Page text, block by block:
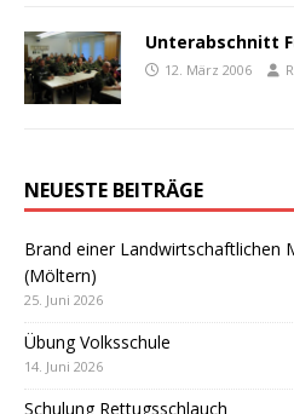
Unterabschnitt
12. März 2006
NEUESTE BEITRÄGE
Brand einer Landwirtschaftlichen
(Möltern)
25. Juni 2026
Übung Volksschule
14. Juni 2026
Schulung Rettugsschlauch